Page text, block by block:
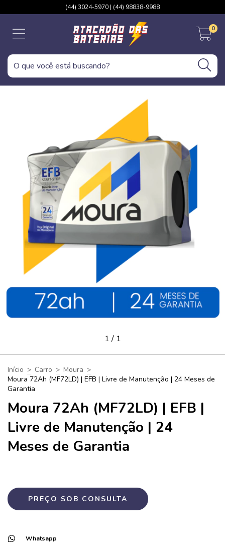
(44) 3024-5970 | (44) 98838-9988
0
1/ 1
Início > Carro > Moura >
Moura 72Ah (MF72LD) | EFB | Livre de Manutenção | 24 Meses de
Garantia
Moura 72Ah (MF72LD) | EFB |
Livre de Manutenção | 24
Meses de Garantia
Whatsapp